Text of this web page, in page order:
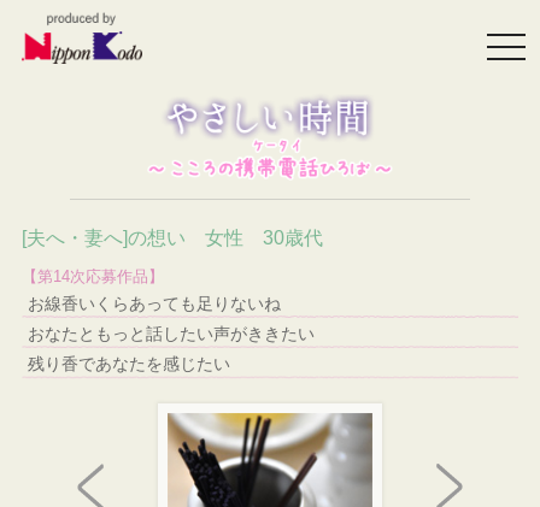
[夫へ・妻へ]の想い 女性 30歳代
【第14次応募作品】
お線香いくらあっても足りないね
おなたともっと話したい声がききたい
残り香であなたを感じたい